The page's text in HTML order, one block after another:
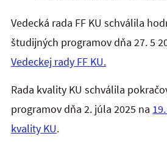
Vedecká rada FF KU schválila
študijných programov dňa 27. 5
Vedeckej rady FF KU.
Rada kvality KU schválila
programov dňa 2. júla 2025 na
kvality KU.